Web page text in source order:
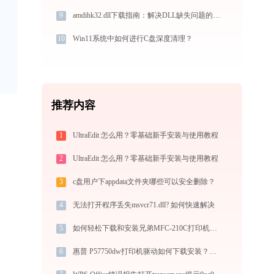
9 amdihk32.dll下载指南：解决DLL缺失问题的完整方案
10 Win11系统中如何进行C盘深度清理？
推荐内容
1 UltraEdit 怎么用？零基础新手安装与使用教程
2 UltraEdit 怎么用？零基础新手安装与使用教程
3 c盘用户下appdata文件夹哪些可以安全删除？
4 无法打开程序丢失msvcr71.dll? 如何快速解决
5 如何轻松下载和安装兄弟MFC-210C打印机驱动？跟着这篇指南走
6 惠普 P57750dw打印机驱动如何下载安装？这里有你需要的所有信息